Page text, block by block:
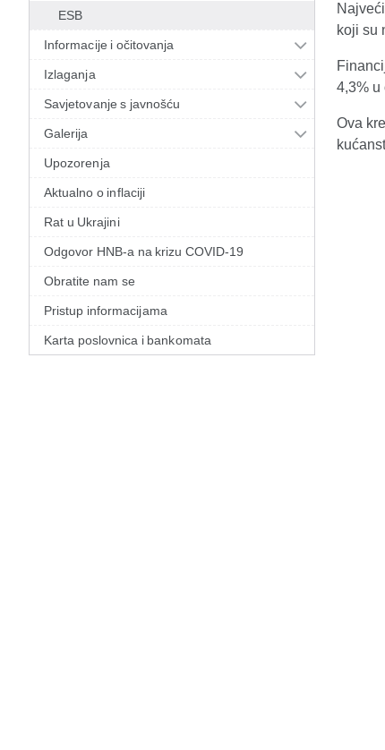
ESB
Informacije i očitovanja
Izlaganja
Savjetovanje s javnošću
Galerija
Upozorenja
Aktualno o inflaciji
Rat u Ukrajini
Odgovor HNB-a na krizu COVID-19
Obratite nam se
Pristup informacijama
Karta poslovnica i bankomata
koji su
4,3% u
Ova